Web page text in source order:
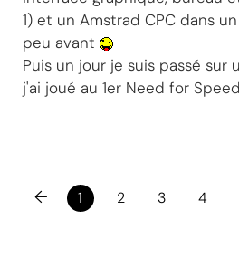
1) et un Amstrad CPC dans
peu avant
Puis un jour je suis passé sur
j'ai joué au 1er Need for Speed
← 1 2 3 4